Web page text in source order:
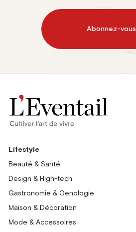
Abonnez-vous
Lifestyle
Beauté & Santé
Design & High-tech
Gastronomie & Oenologie
Maison & Décoration
Mode & Accessoires